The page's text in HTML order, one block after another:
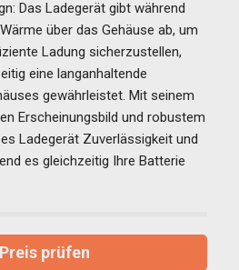
Das Ladegerät gibt während
über das Gehäuse ab, um
Ladung sicherzustellen,
eine langanhaltende
gewährleistet. Mit seinem
Erscheinungsbild und robustem
Ladegerät Zuverlässigkeit und
es gleichzeitig Ihre Batterie
Preis prüfen